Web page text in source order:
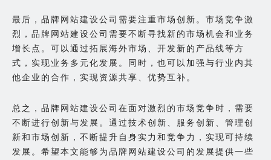
最后，品牌网站建设公司需要注重市场创新。市场竞争激
烈，品牌网站建设公司需要不断寻找新的市场机会和业务
增长点。可以通过拓展海外市场、开发新的产品线等方
式，实现业务多元化发展。同时，也可以加强与行业内其
他企业的合作，实现资源共享、优势互补。
总之，品牌网站建设公司在面对激烈的市场竞争时，需要
不断进行创新与发展。通过技术创新、服务创新、管理创
新和市场创新，不断提升自身实力和竞争力，实现可持续
发展。希望本文能够为品牌网站建设公司的发展提供一些